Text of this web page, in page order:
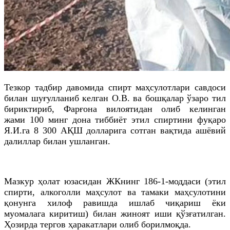
Тезкор тадбир давомида спирт маҳсулотлари савдоси
билан шуғулланиб келган О.В. ва бошқалар ўзаро тил
бириктириб, Фарғона вилоятидан олиб келинган
жами 100 минг дона тиббиёт этил спиртини фуқаро
Я.И.га 8 300 АҚШ долларига сотган вақтида ашёвий
далиллар билан ушланган.
Мазкур ҳолат юзасидан ЖКнинг 186-1-моддаси (этил
спирти, алкоголли маҳсулот ва тамаки маҳсулотини
қонунга хилоф равишда ишлаб чиқариш ёки
муомалага киритиш) билан жиноят иши қўзғатилган.
Ҳозирда тергов ҳаракатлари олиб борилмоқда.